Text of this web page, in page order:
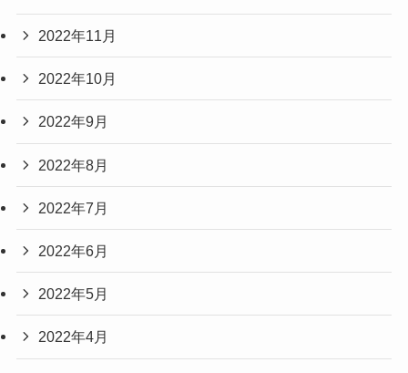
2022年11月
2022年10月
2022年9月
2022年8月
2022年7月
2022年6月
2022年5月
2022年4月